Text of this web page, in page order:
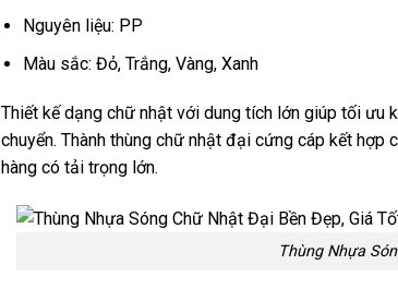
Nguyên liệu: PP
Màu sắc: Đỏ, Trắng, Vàng, Xanh
Thiết kế dạng chữ nhật với dung tích lớn giúp tối ưu
chuyển. Thành thùng chữ nhật đại cứng cáp kết
hàng có tải trọng lớn.
Thùng Nhựa